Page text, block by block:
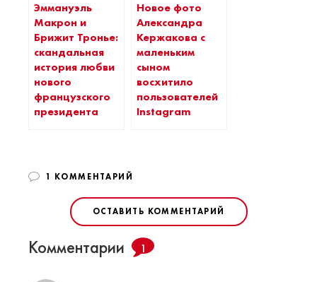
Эммануэль
Макрон и
Брижит Тронье:
скандальная
история любви
нового
французского
президента
Новое фото
Александра
Кержакова с
маленьким
сыном
восхитило
пользователей
Instagram
1 КОММЕНТАРИЙ
ОСТАВИТЬ КОММЕНТАРИЙ
Комментарии 1